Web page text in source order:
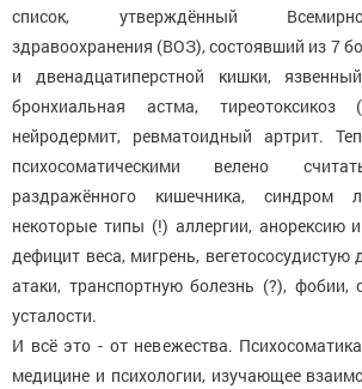
список, утверждённый
здравоохранения (ВОЗ), состоявший из 7
и двенадцатиперстной кишки,
бронхиальная астма, тиреотоксикоз
нейродермит, ревматоидный артрит.
психосоматическими велено
раздражённого кишечника, синдром
некоторые типы (!) аллергии, анорексию
дефицит веса, мигрень, вегетососудистую
атаки, транспортную болезнь (?), фобии,
усталости.
И всё это - от невежества.
медицине и психологии, изучающее